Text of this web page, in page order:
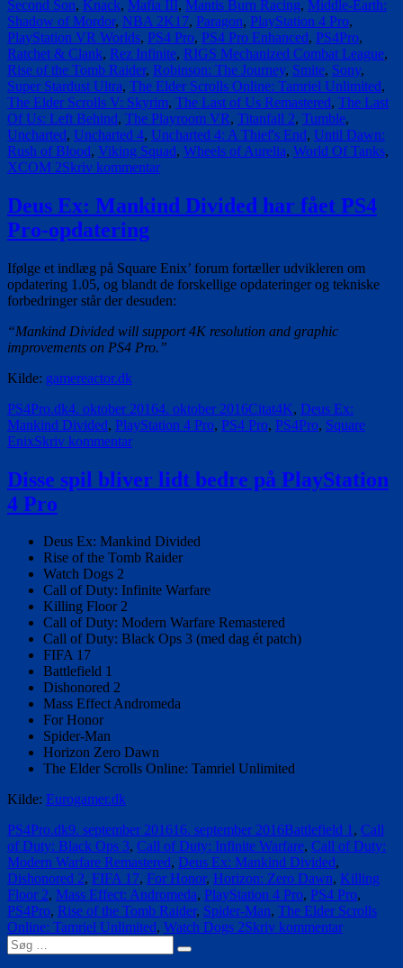
Second Son, Knack, Mafia III, Mantis Burn Racing, Middle-Earth:
Shadow of Mordor, NBA 2K17, Paragon, PlayStation 4 Pro,
PlayStation VR Worlds, PS4 Pro, PS4 Pro Enhanced, PS4Pro,
Ratchet & Clank, Rez Infinite, RIGS Mechanized Combat League,
Rise of the Tomb Raider, Robinson: The Journey, Smite, Sony,
Super Stardust Ultra, The Elder Scrolls Online: Tamriel Unlimited,
The Elder Scrolls V: Skyrim, The Last of Us Remastered, The Last
Of Us: Left Behind, The Playroom VR, Titanfall 2, Tumble,
Uncharted, Uncharted 4, Uncharted 4: A Thief's End, Until Dawn:
Rush of Blood, Viking Squad, Wheels of Aurelia, World Of Tanks,
XCOM 2Skriv kommentartil
fuldstændige
liste
der
er
optimeret
PS4
Pro
Deus Ex: Mankind Divided har fået PS4
Pro-opdatering
Ifølge et indlæg på Square Enix’ forum fortæller udvikleren om
opdatering 1.05, og blandt de forskellige opdateringer og tekniske
forbedringer står der desuden:
“Mankind Divided will support 4K resolution and graphic
improvements on PS4 Pro.”
Kilde: gamereactor.dk
Forfatter
PS4Pro.dkUdgivet
4. oktober 20164. oktober 2016Format
CitatTags
4K, Deus Ex:
Mankind Divided, PlayStation 4 Pro, PS4 Pro, PS4Pro, Square
EnixSkriv kommentartil
Mankind
fået
PS4
opdatering
Disse spil bliver lidt bedre på PlayStation
4 Pro
Deus Ex: Mankind Divided
Rise of the Tomb Raider
Watch Dogs 2
Call of Duty: Infinite Warfare
Killing Floor 2
Call of Duty: Modern Warfare Remastered
Call of Duty: Black Ops 3 (med dag ét patch)
FIFA 17
Battlefield 1
Dishonored 2
Mass Effect Andromeda
For Honor
Spider-Man
Horizon Zero Dawn
The Elder Scrolls Online: Tamriel Unlimited
Kilde: Eurogamer.dk
Forfatter
PS4Pro.dkUdgivet
9. september 201616. september 2016Tags
Battlefield 1, Call
of Duty: Black Ops 3, Call of Duty: Infinite Warfare, Call of Duty:
Modern Warfare Remastered, Deus Ex: Mankind Divided,
Dishonored 2, FIFA 17, For Honor, Horizon: Zero Dawn, Killing
Floor 2, Mass Effect: Andromeda, PlayStation 4 Pro, PS4 Pro,
PS4Pro, Rise of the Tomb Raider, Spider-Man, The Elder Scrolls
Online: Tamriel Unlimited, Watch Dogs 2Skriv kommentartil
Søg
efter:
Søg